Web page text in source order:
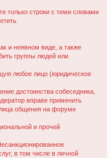
только строки с теми словами
и неявном виде, а также
группы людей или
любое лицо (юридическое
достоинства собеседника,
вправе применить
общения на форуме
и прочей
в том числе в личной